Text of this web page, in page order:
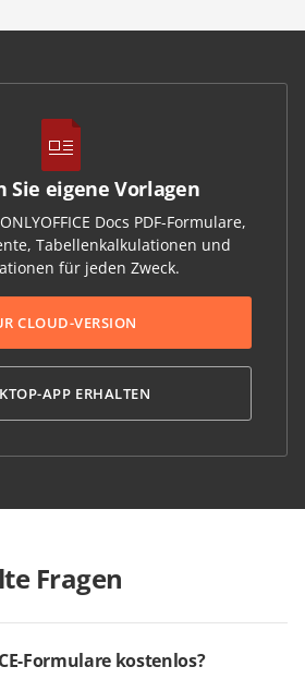
Sie eigene Vorlagen
Docs PDF-Formulare,
Tabellenkalkulationen und
für jeden Zweck.
CLOUD-VERSION
APP ERHALTEN
Fragen
Formulare kostenlos?